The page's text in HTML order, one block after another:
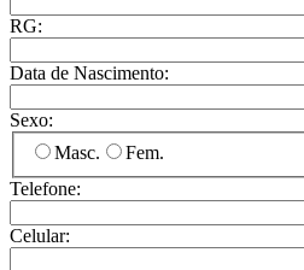
RG:
Data de Nascimento:
Sexo:
Masc.
Fem.
Telefone:
Celular: